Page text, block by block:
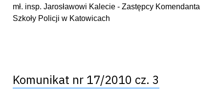
mł. insp. Jarosławowi Kalecie - Zastępcy Komendanta
Szkoły Policji w Katowicach
Komunikat nr 17/2010 cz. 3